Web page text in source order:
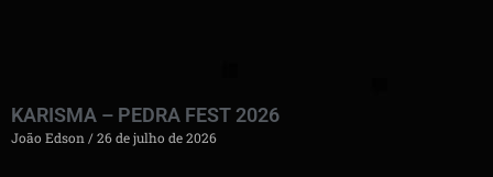
KARISMA – PEDRA FEST 2026
João Edson 26 de julho de 2026